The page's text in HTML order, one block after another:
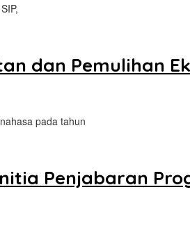
dan Pemulihan
pada tahun
Penjabaran